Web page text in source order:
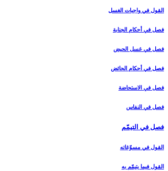
القول في واجبات الغسل‏
فصل في أحكام الجنابة
فصل في غسل الحيض‏
فصل في أحكام الحائض‏
فصل في الاستحاضة
فصل في النفاس‏
فصل في التيمّم‏
القول في مسوّغاته‏
القول فيما يتيمّم به‏